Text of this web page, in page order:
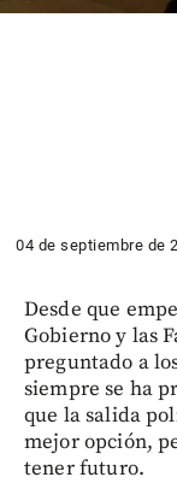
04 de septiembre de
Desde que
Gobierno y las
preguntado a
siempre se ha
que la salida
mejor opción,
tener futuro.